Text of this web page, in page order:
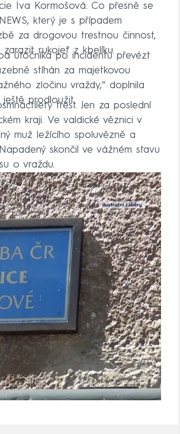
Iva Kormošová. Co přesně se
který je s případem
za drogovou trestnou činnost,
rukojeť z kbelíku.
útočníka po incidentu převézt
stíhán za majetkovou
zločinu vraždy,“ doplnila
prodloužit.
trest. Jen za poslední
kraji. Ve valdické věznici v
muž ležícího spoluvězně a
skončil ve vážném stavu
o vraždu.